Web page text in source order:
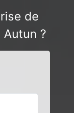
de
?